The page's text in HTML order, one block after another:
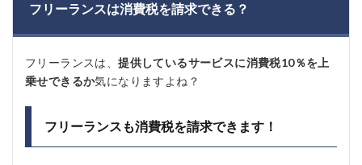
フリーランスは消費税を請求できる？
フリーランスは、提供しているサービスに消費税10％を上
乗せできるか気になりますよね？
フリーランスも消費税を請求できます！